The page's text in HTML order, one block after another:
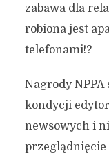
zabawa dla
robiona jest
telefonami!?
Nagrody
kondycji
newsowych i
przeglądnięcie